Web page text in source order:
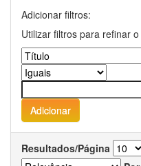
Adicionar filtros:
Utilizar filtros para refinar
Resultados/Página